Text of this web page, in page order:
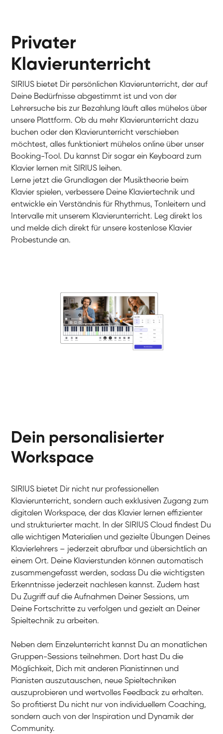
Charlotte
Klavier / Piano / Flügel
Klavier / Piano / Flügel
Klavier / Piano / Flügel
Klavier / Piano / Flügel
Klavier / Piano / Flügel
Hannes
Klavier / Piano / Flügel
Klavier / Piano / Flügel
Privater
Klavierunterricht
SIRIUS bietet Dir persönlichen Klavierunterricht, der auf
Deine Bedürfnisse abgestimmt ist und von der
Lehrersuche bis zur Bezahlung läuft alles mühelos über
unsere Plattform. Ob du mehr Klavierunterricht dazu
buchen oder den Klavierunterricht verschieben
möchtest, alles funktioniert mühelos online über unser
Booking-Tool. Du kannst Dir sogar ein Keyboard zum
Klavier lernen mit SIRIUS leihen.
Lerne jetzt die Grundlagen der Musiktheorie beim
Klavier spielen, verbessere Deine Klaviertechnik und
entwickle ein Verständnis für Rhythmus, Tonleitern und
Intervalle mit unserem Klavierunterricht. Leg direkt los
und melde dich direkt für unsere kostenlose Klavier
Probestunde an.
Dein personalisierter
Workspace
SIRIUS bietet Dir nicht nur professionellen
Klavierunterricht, sondern auch exklusiven Zugang zum
digitalen Workspace, der das Klavier lernen effizienter
und strukturierter macht. In der SIRIUS Cloud findest Du
alle wichtigen Materialien und gezielte Übungen Deines
Klavierlehrers – jederzeit abrufbar und übersichtlich an
einem Ort. Deine Klavierstunden können automatisch
zusammengefasst werden, sodass Du die wichtigsten
Erkenntnisse jederzeit nachlesen kannst. Zudem hast
Du Zugriff auf die Aufnahmen Deiner Sessions, um
Deine Fortschritte zu verfolgen und gezielt an Deiner
Spieltechnik zu arbeiten.
Neben dem Einzelunterricht kannst Du an monatlichen
Gruppen-Sessions teilnehmen. Dort hast Du die
Möglichkeit, Dich mit anderen Pianistinnen und
Pianisten auszutauschen, neue Spieltechniken
auszuprobieren und wertvolles Feedback zu erhalten.
So profitierst Du nicht nur von individuellem Coaching,
sondern auch von der Inspiration und Dynamik der
Community.